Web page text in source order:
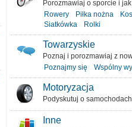
Porozmawiaj o sporcie i
Rowery
Piłka nożna
Siatkówka
Rolki
Towarzyskie
Poznaj i porozmawiaj z
Poznajmy się
Wspólny
Motoryzacja
Podyskutuj o
Inne